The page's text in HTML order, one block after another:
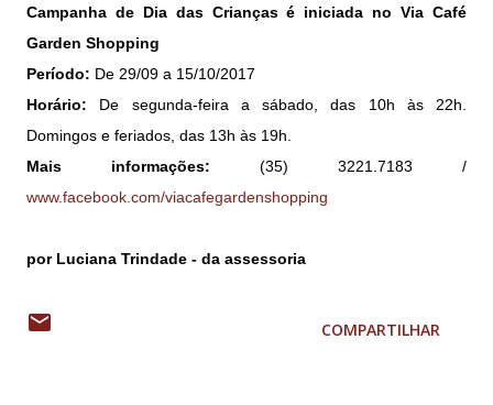
Campanha de Dia das Crianças é iniciada no Via Café
Garden Shopping
Período: De 29/09 a 15/10/2017
Horário: De segunda-feira a sábado, das 10h às 22h.
Domingos e feriados, das 13h às 19h.
Mais informações: (35) 3221.7183 /
www.facebook.com/viacafegardenshopping
por Luciana Trindade - da assessoria
COMPARTILHAR